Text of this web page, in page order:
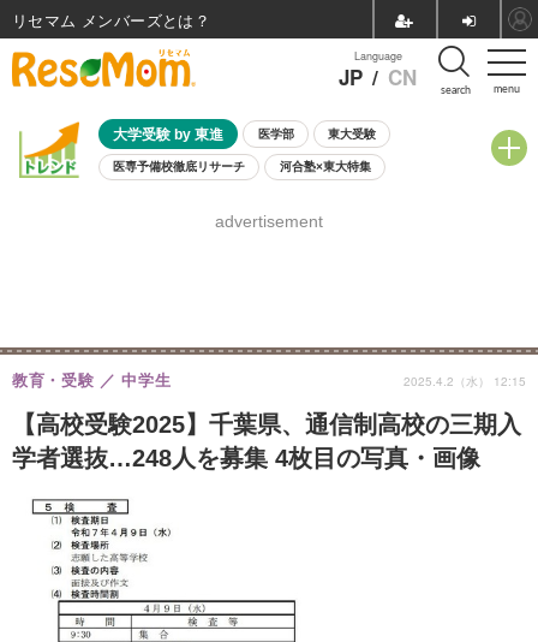
menu
Language
JP / CN search
大学受験 by 東進 医学部 東大受験
医専予備校徹底リサーチ 河合塾×東大特集
8月開催学校説明会・相談会
advertisement
【高校受験2025】千葉県、通信制高校の三期入
学者選抜…248人を募集 4枚目の写真・画像
教育・受験 中学生 2025.4.2（水） 12:15
リセマム メンバーズ